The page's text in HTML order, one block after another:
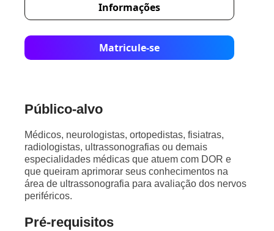
Informações
Matricule-se
Público-alvo
Médicos, neurologistas, ortopedistas, fisiatras,
radiologistas, ultrassonografias ou demais
especialidades médicas que atuem com DOR e
que queiram aprimorar seus conhecimentos na
área de ultrassonografia para avaliação dos nervos
periféricos.
Pré-requisitos